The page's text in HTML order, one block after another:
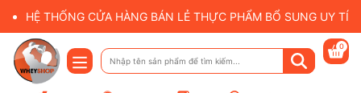
HỆ THỐNG CỬA HÀNG BÁN LẺ THỰC PHẨM BỔ SUNG UY
0